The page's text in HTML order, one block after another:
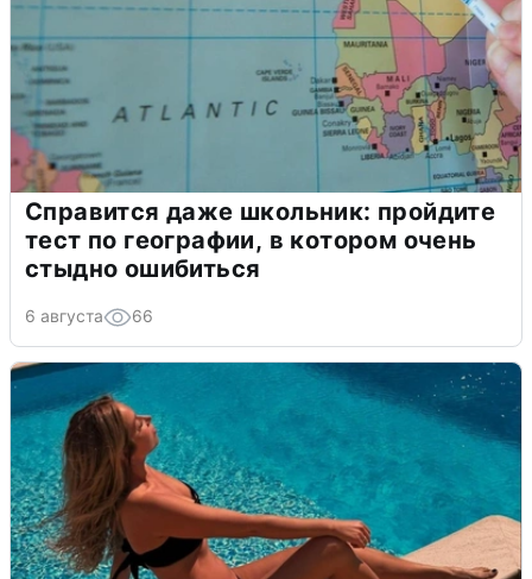
Справится даже школьник: пройдите
тест по географии, в котором очень
стыдно ошибиться
6 августа 66